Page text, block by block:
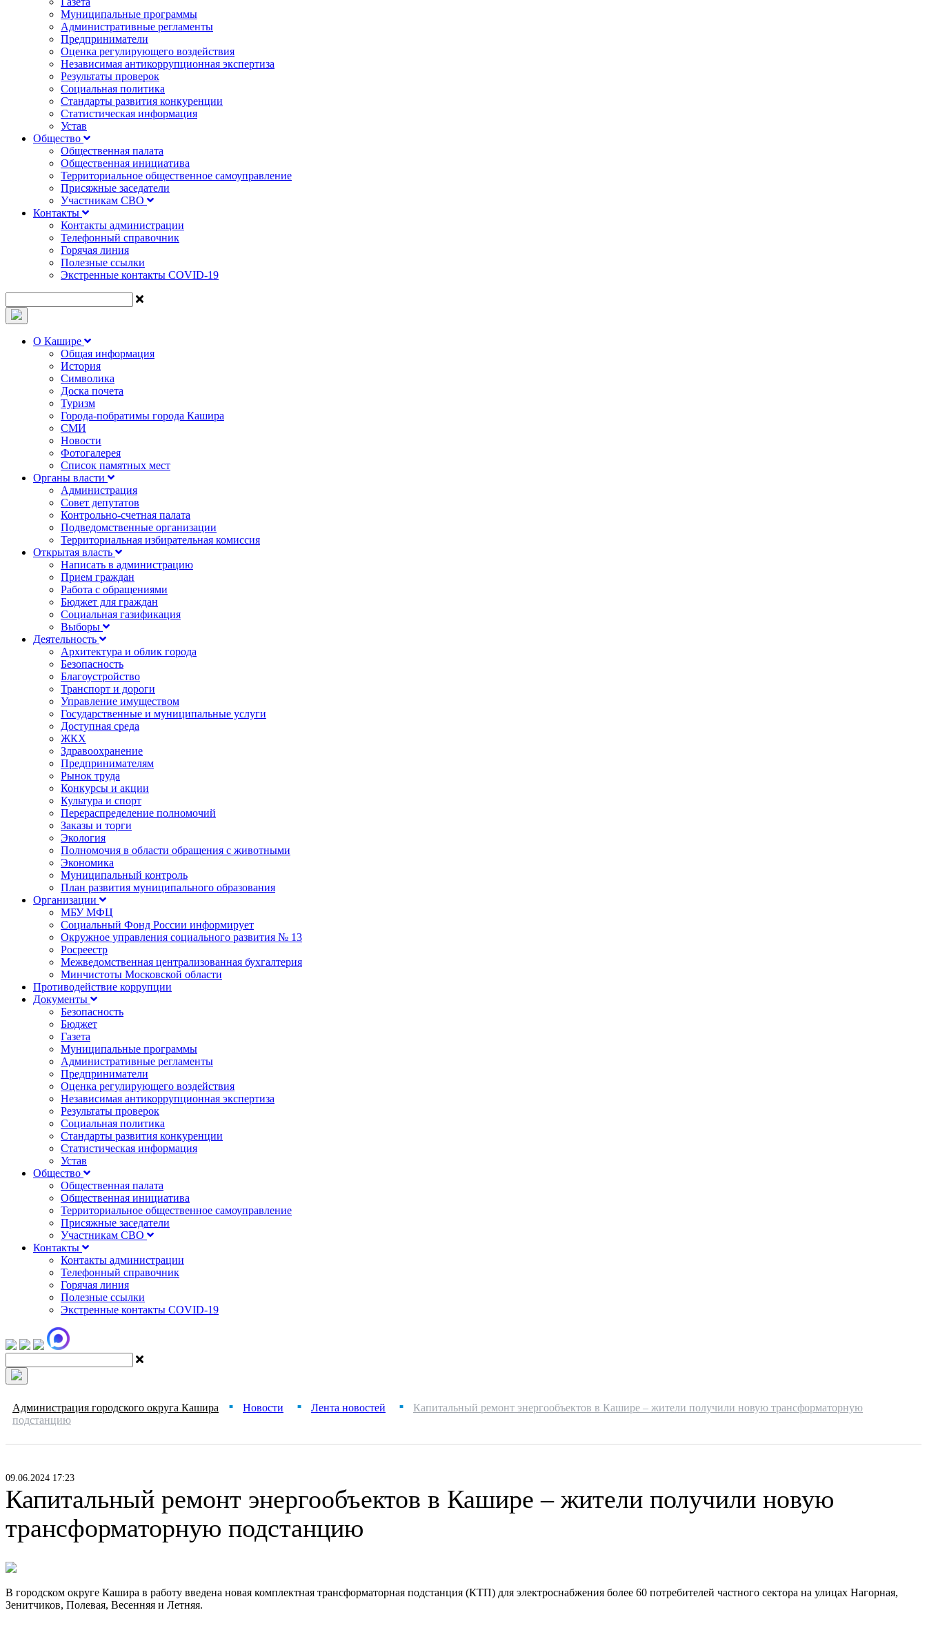
Муниципальные программы
Административные регламенты
Предприниматели
Оценка регулирующего воздействия
Независимая антикоррупционная экспертиза
Результаты проверок
Социальная политика
Стандарты развития конкуренции
Статистическая информация
Устав
Общество
Общественная палата
Общественная инициатива
Территориальное общественное самоуправление
Присяжные заседатели
Участникам СВО
Контакты
Контакты администрации
Телефонный справочник
Горячая линия
Полезные ссылки
Экстренные контакты COVID-19
О Кашире
Общая информация
История
Символика
Доска почета
Туризм
Города-побратимы города Кашира
СМИ
Новости
Фотогалерея
Список памятных мест
Органы власти
Администрация
Совет депутатов
Контрольно-счетная палата
Подведомственные организации
Территориальная избирательная комиссия
Открытая власть
Написать в администрацию
Прием граждан
Работа с обращениями
Бюджет для граждан
Социальная газификация
Выборы
Деятельность
Архитектура и облик города
Безопасность
Благоустройство
Транспорт и дороги
Управление имуществом
Государственные и муниципальные услуги
Доступная среда
ЖКХ
Здравоохранение
Предпринимателям
Рынок труда
Конкурсы и акции
Культура и спорт
Перераспределение полномочий
Заказы и торги
Экология
Полномочия в области обращения с животными
Экономика
Муниципальный контроль
План развития муниципального образования
Организации
МБУ МФЦ
Социальный Фонд России информирует
Окружное управления социального развития № 13
Росреестр
Межведомственная централизованная бухгалтерия
Минчистоты Московской области
Противодействие коррупции
Документы
Безопасность
Бюджет
Газета
Муниципальные программы
Административные регламенты
Предприниматели
Оценка регулирующего воздействия
Независимая антикоррупционная экспертиза
Результаты проверок
Социальная политика
Стандарты развития конкуренции
Статистическая информация
Устав
Общество
Общественная палата
Общественная инициатива
Территориальное общественное самоуправление
Присяжные заседатели
Участникам СВО
Контакты
Контакты администрации
Телефонный справочник
Горячая линия
Полезные ссылки
Экстренные контакты COVID-19
Администрация городского округа Кашира ■ Новости ■ Лента новостей ■
Капитальный ремонт энергообъектов в Кашире – жители получили новую трансформаторную
подстанцию
09.06.2024 17:23
Капитальный ремонт энергообъектов в Кашире – жители получили новую
трансформаторную подстанцию
В городском округе Кашира в работу введена новая комплектная трансформаторная подстанция (КТП) для электроснабжения более 60 потребителей частного сектора на улицах Нагорная,
Зенитчиков, Полевая, Весенняя и Летняя.